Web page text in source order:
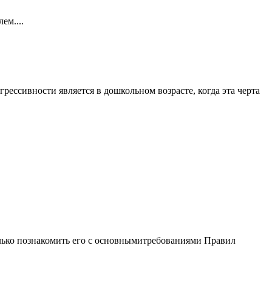
является в дошкольном возрасте, когда эта черта
познакомить его с основнымитребованиями Правил